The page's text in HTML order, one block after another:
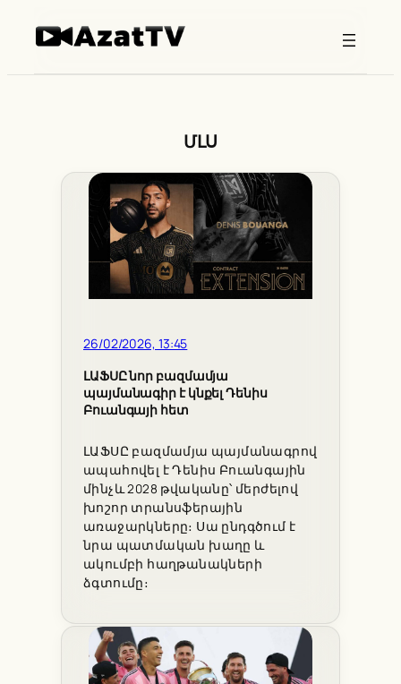
ՄԼՍ
26/02/2026, 13:45
ԼԱՖՍԸ նոր բազմամյա
պայմանագիր է կնքել Դենիս
Բուանգայի հետ
ԼԱՖՍԸ բազմամյա պայմանագրով
ապահովել է Դենիս Բուանգային
մինչև 2028 թվականը՝ մերժելով
խոշոր տրանսֆերային
առաջարկները։ Սա ընդգծում է
նրա պատմական խաղը և
ակումբի հաղթանակների
ձգտումը։